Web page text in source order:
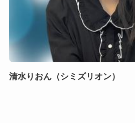
清水りおん（シミズリオン）